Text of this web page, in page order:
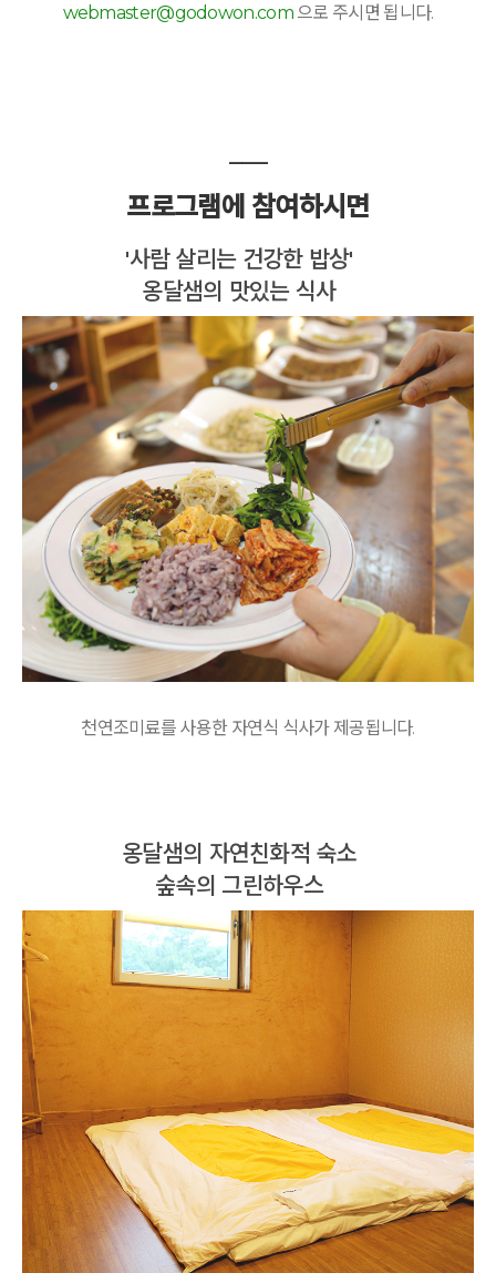
webmaster@godowon.com으로 주시면 됩니다.
프로그램에 참여하시면
'사람 살리는 건강한 밥상'
옹달샘의 맛있는 식사
천연조미료를 사용한 자연식 식사가 제공됩니다.
옹달샘의 자연친화적 숙소
숲속의 그린하우스